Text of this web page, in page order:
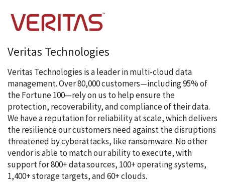
Veritas Technologies
Veritas Technologies is a leader in multi-cloud data
management. Over 80,000 customers—including 95% of
the Fortune 100—rely on us to help ensure the
protection, recoverability, and compliance of their data.
We have a reputation for reliability at scale, which delivers
the resilience our customers need against the disruptions
threatened by cyberattacks, like ransomware. No other
vendor is able to match our ability to execute, with
support for 800+ data sources, 100+ operating systems,
1,400+ storage targets, and 60+ clouds.